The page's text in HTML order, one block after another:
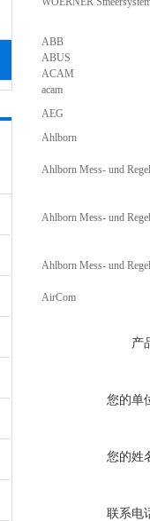
ABB
ABUS
ACAM
acam
AEG
Ahlborn
Ahlborn Mess- und
Ahlborn Mess- und
Ahlborn Mess- und
AirCom
产
您的单
您的姓
联系电